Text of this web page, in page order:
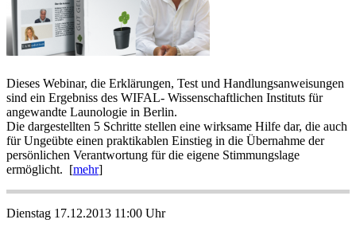
Dieses Webinar, die Erklärungen, Test und Handlungsanweisungen
sind ein Ergebniss des WIFAL- Wissenschaftlichen Instituts für
angewandte Launologie in Berlin.
Die dargestellten 5 Schritte stellen eine wirksame Hilfe dar, die auch
für Ungeübte einen praktikablen Einstieg in die Übernahme der
persönlichen Verantwortung für die eigene Stimmungslage
ermöglicht. [mehr]
Dienstag 17.12.2013 11:00 Uhr